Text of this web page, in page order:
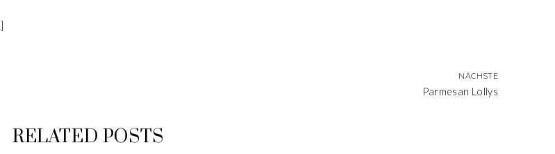
NÄCHSTE
Parmesan Lollys
RELATED POSTS